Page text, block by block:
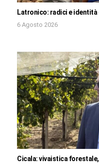
Latronico: radici e identità
6 Agosto 2026
Cicala: vivaistica